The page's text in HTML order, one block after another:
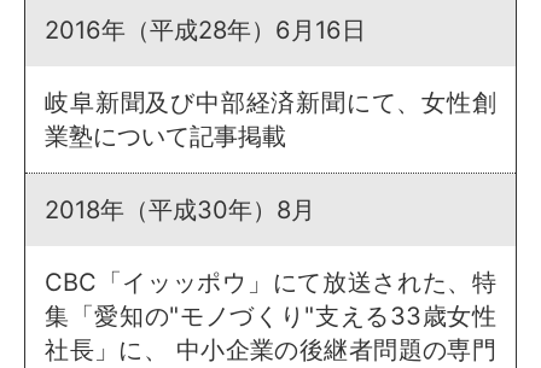
CBC「イッッポウ」にて放送された、特
集「愛知の"モノづくり"支える33歳女性
社長」に、 中小企業の後継者問題の専門
2018年（平成30年）8月
岐阜新聞及び中部経済新聞にて、女性創
業塾について記事掲載
2016年（平成28年）6月16日